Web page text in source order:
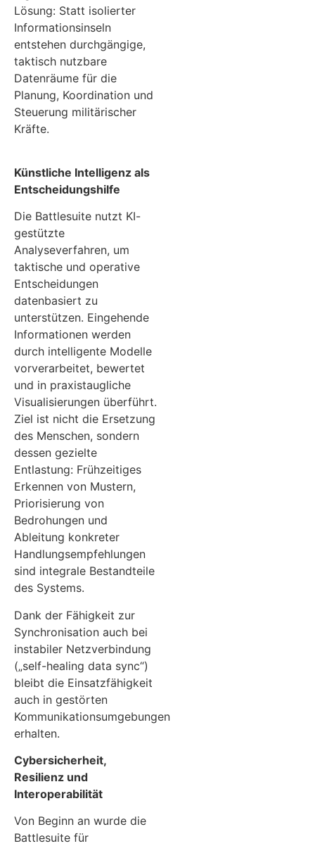
Lösung: Statt isolierter
Informationsinseln
entstehen durchgängige,
taktisch nutzbare
Datenräume für die
Planung, Koordination und
Steuerung militärischer
Kräfte.
Künstliche Intelligenz als
Entscheidungshilfe
Die Battlesuite nutzt KI-
gestützte
Analyseverfahren, um
taktische und operative
Entscheidungen
datenbasiert zu
unterstützen. Eingehende
Informationen werden
durch intelligente Modelle
vorverarbeitet, bewertet
und in praxistaugliche
Visualisierungen überführt.
Ziel ist nicht die Ersetzung
des Menschen, sondern
dessen gezielte
Entlastung: Frühzeitiges
Erkennen von Mustern,
Priorisierung von
Bedrohungen und
Ableitung konkreter
Handlungsempfehlungen
sind integrale Bestandteile
des Systems.
Dank der Fähigkeit zur
Synchronisation auch bei
instabiler Netzverbindung
(„self-healing data sync“)
bleibt die Einsatzfähigkeit
auch in gestörten
Kommunikationsumgebungen
erhalten.
Cybersicherheit,
Resilienz und
Interoperabilität
Von Beginn an wurde die
Battlesuite für